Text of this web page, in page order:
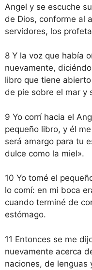
Angel y se escuche
de Dios, conforme al
servidores, los
8 Y la voz que había
nuevamente,
libro que tiene
de pie sobre el mar y
9 Yo corrí hacia el
pequeño libro, y él
será amargo para tu
dulce como la miel».
10 Yo tomé el
lo comí: en mi boca
cuando terminé de
estómago.
11 Entonces se me
nuevamente acerca
naciones, de lenguas